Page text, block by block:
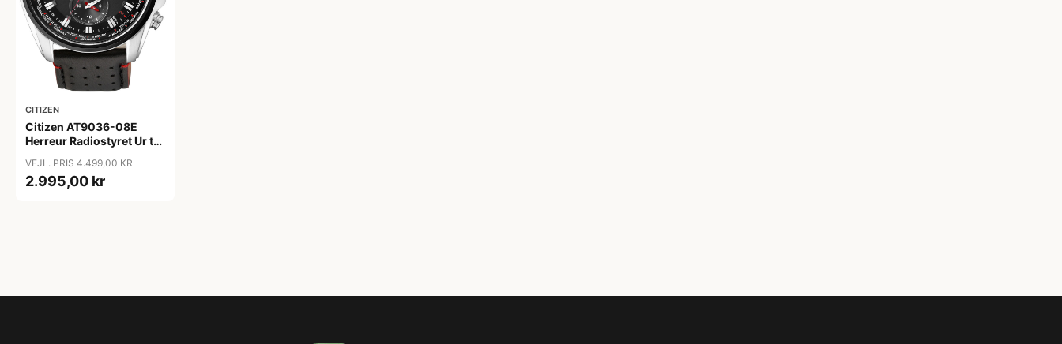
CITIZEN
Citizen AT9036-08E
Herreur Radiostyret Ur til
VEJL. PRIS 4.499,00 KR
2.995,00 kr